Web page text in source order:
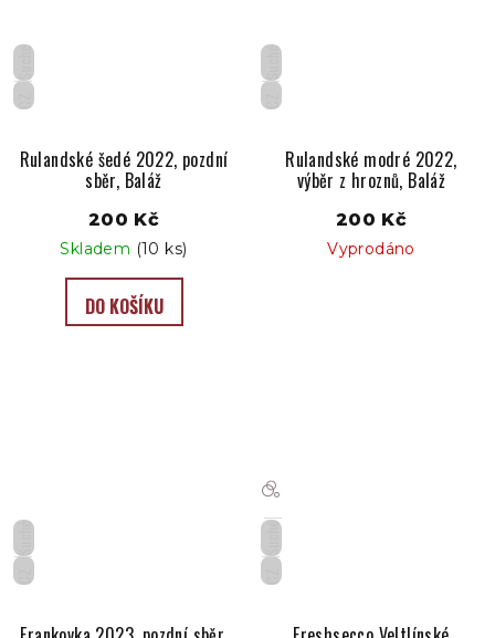
Suché
CZ
Rulandské šedé 2022, pozdní
sběr, Baláž
200 Kč
Skladem (10 ks)
DO KOŠÍKU
Suché
CZ
Rulandské modré 2022,
výběr z hroznů, Baláž
200 Kč
Vyprodáno
Suché
CZ
Suché
CZ